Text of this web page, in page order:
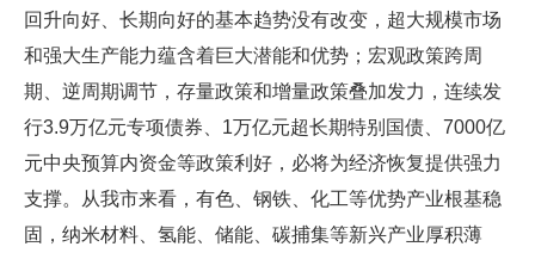
回升向好、长期向好的基本趋势没有改变，超大规模市场
和强大生产能力蕴含着巨大潜能和优势；宏观政策跨周
期、逆周期调节，存量政策和增量政策叠加发力，连续发
行3.9万亿元专项债券、1万亿元超长期特别国债、7000亿
元中央预算内资金等政策利好，必将为经济恢复提供强力
支撑。从我市来看，有色、钢铁、化工等优势产业根基稳
固，纳米材料、氢能、储能、碳捕集等新兴产业厚积薄